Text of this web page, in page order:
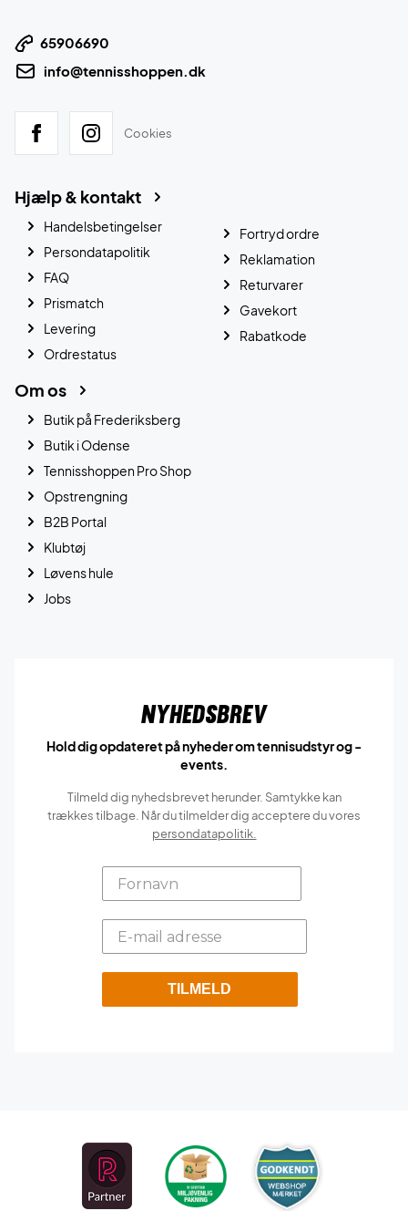
65906690
info@tennisshoppen.dk
Cookies
Hjælp & kontakt
Handelsbetingelser
Persondatapolitik
FAQ
Prismatch
Levering
Ordrestatus
Fortryd ordre
Reklamation
Returvarer
Gavekort
Rabatkode
Om os
Butik på Frederiksberg
Butik i Odense
Tennisshoppen Pro Shop
Opstrengning
B2B Portal
Klubtøj
Løvens hule
Jobs
Nyhedsbrev
Hold dig opdateret på nyheder om tennisudstyr og -
events.
Tilmeld dig nyhedsbrevet herunder. Samtykke kan
trækkes tilbage. Når du tilmelder dig acceptere du vores
persondatapolitik.
TILMELD